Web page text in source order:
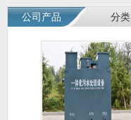
公司产品 分类